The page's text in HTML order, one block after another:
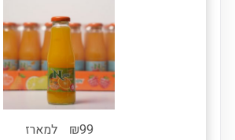
99
₪ למארז